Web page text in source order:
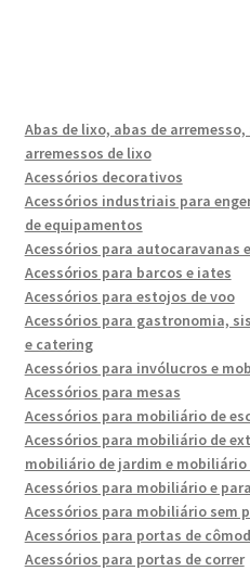
Abas de lixo, abas de
arremessos de lixo
Acessórios decorativos
Acessórios industriais para
de equipamentos
Acessórios para autocaravanas
Acessórios para barcos e iates
Acessórios para estojos de voo
Acessórios para gastronomia,
e catering
Acessórios para invólucros e
Acessórios para mesas
Acessórios para mobiliário de
Acessórios para mobiliário de
mobiliário de jardim e
Acessórios para mobiliário e
Acessórios para mobiliário sem
Acessórios para portas de
Acessórios para portas de correr